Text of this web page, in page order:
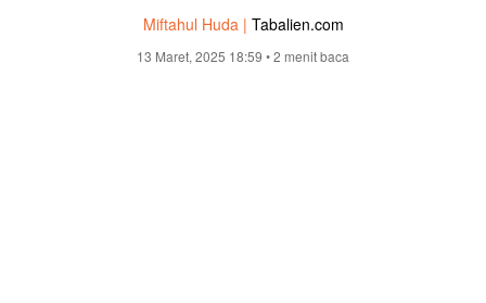
Miftahul Huda | Tabalien.com
13 Maret, 2025 18:59 • 2 menit baca